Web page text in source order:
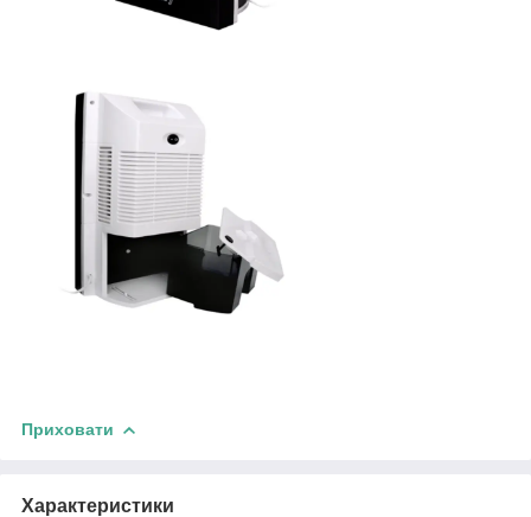
Приховати
Характеристики